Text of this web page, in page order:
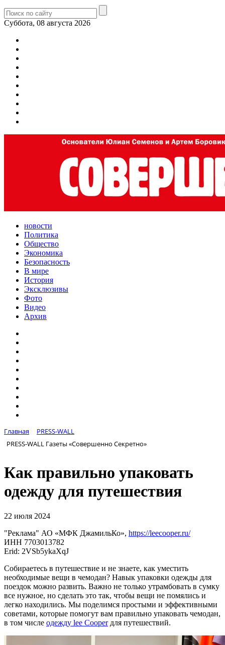
Суббота, 08 августа 2026
новости
Политика
Общество
Экономика
Безопасность
В мире
История
Эксклюзивы
Фото
Видео
Архив
Главная
PRESS-WALL
PRESS-WALL Газеты «Совершенно Секретно»
Как правильно упаковать
одежду для путешествия
22 июля 2024
"Реклама" АО «МФК ДжамильКо», https://leecooper.ru/
ИНН 7703013782
Erid: 2VSb5ykaXqJ
Собираетесь в путешествие и не знаете, как уместить
необходимые вещи в чемодан? Навык упаковки одежды для
поездок можно развить. Важно не только утрамбовать в сумку
все нужное, но сделать это так, чтобы вещи не помялись и
легко находились. Мы поделимся простыми и эффективными
советами, которые помогут вам правильно упаковать чемодан,
в том числе одежду lee Cooperдля путешествий.